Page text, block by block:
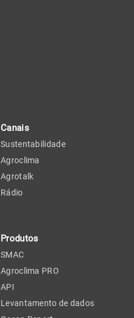
Canais
Sustentabilidade
Agroclima
Agrotalk
Rádio
Produtos
SMAC
Agroclima PRO
API
Levantamento de dados